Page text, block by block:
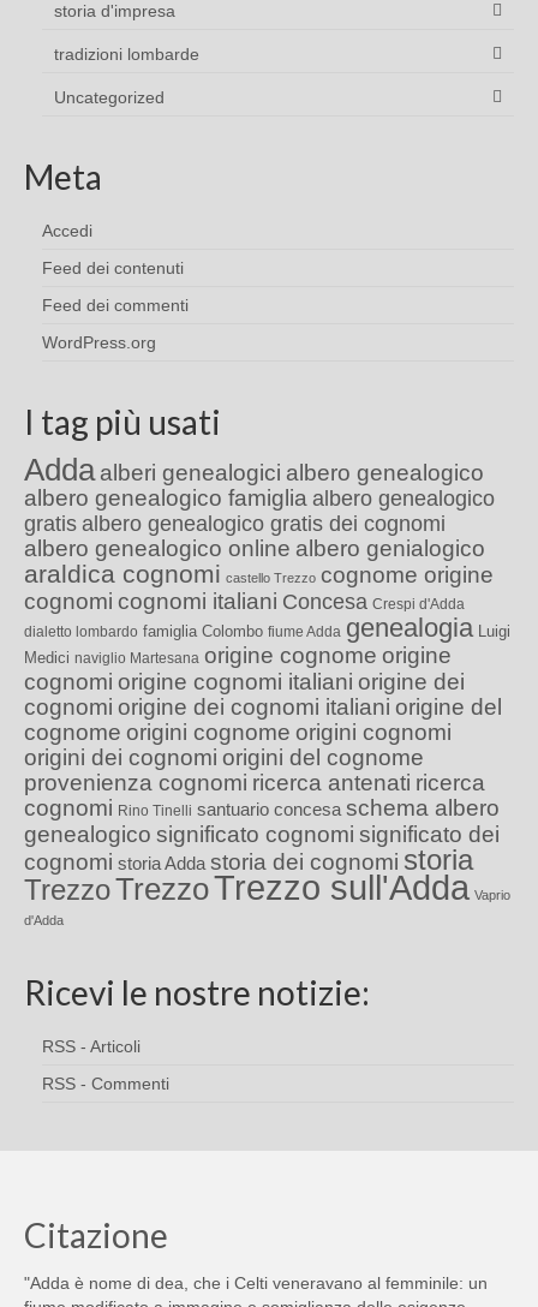
storia d'impresa
tradizioni lombarde
Uncategorized
Meta
Accedi
Feed dei contenuti
Feed dei commenti
WordPress.org
I tag più usati
Adda alberi genealogici albero genealogico
albero genealogico famiglia albero genealogico
gratis albero genealogico gratis dei cognomi
albero genealogico online albero genialogico
araldica cognomi castello Trezzo cognome origine
cognomi cognomi italiani Concesa Crespi d'Adda
dialetto lombardo famiglia Colombo fiume Adda genealogia Luigi
Medici naviglio Martesana origine cognome origine
cognomi origine cognomi italiani origine dei
cognomi origine dei cognomi italiani origine del
cognome origini cognome origini cognomi
origini dei cognomi origini del cognome
provenienza cognomi ricerca antenati ricerca
cognomi Rino Tinelli santuario concesa schema albero
genealogico significato cognomi significato dei
cognomi storia Adda storia dei cognomi storia
TrezzoTrezzoTrezzo sull'Adda Vaprio
d'Adda
Ricevi le nostre notizie:
RSS - Articoli
RSS - Commenti
Citazione
"Adda è nome di dea, che i Celti veneravano al femminile: un